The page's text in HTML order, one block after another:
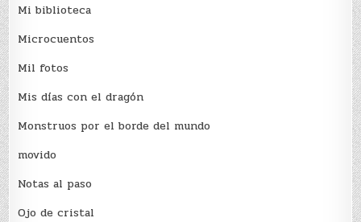
Mi biblioteca
Microcuentos
Mil fotos
Mis días con el dragón
Monstruos por el borde del mundo
movido
Notas al paso
Ojo de cristal